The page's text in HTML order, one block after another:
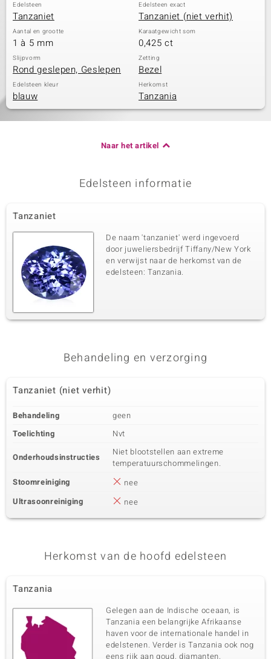
Edelsteen
Tanzaniet
Edelsteen exact
Tanzaniet (niet verhit)
Aantal en grootte
1 à 5 mm
Karaatgewicht som
0,425 ct
Slijpvorm
Rond geslepen, Geslepen
Zetting
Bezel
Edelsteen kleur
blauw
Herkomst
Tanzania
Naar het artikel
Edelsteen informatie
Tanzaniet
De naam 'tanzaniet' werd ingevoerd
door juweliersbedrijf Tiffany/New York
en verwijst naar de herkomst van de
edelsteen: Tanzania.
Behandeling en verzorging
Tanzaniet (niet verhit)
Behandeling
geen
Toelichting
Nvt
Onderhoudsinstructies
Niet blootstellen aan extreme
temperatuurschommelingen.
Stoomreiniging
nee
Ultrasoonreiniging
nee
Herkomst van de hoofd edelsteen
Tanzania
Gelegen aan de Indische oceaan, is
Tanzania een belangrijke Afrikaanse
haven voor de internationale handel in
edelstenen. Verder is Tanzania ook nog
eens rijk aan goud, diamanten,